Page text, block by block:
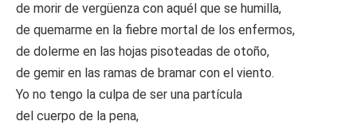
de morir de vergüenza con aquél que se humilla,
de quemarme en la fiebre mortal de los enfermos,
de dolerme en las hojas pisoteadas de otoño,
de gemir en las ramas de bramar con el viento.
Yo no tengo la culpa de ser una partícula
del cuerpo de la pena,